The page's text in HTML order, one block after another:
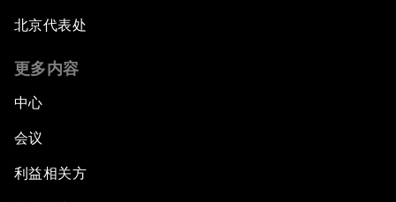
北京代表处
更多内容
中心
会议
利益相关方